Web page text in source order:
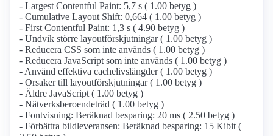
- Largest Contentful Paint: 5,7 s ( 1.00 betyg )
- Cumulative Layout Shift: 0,664 ( 1.00 betyg )
- First Contentful Paint: 1,3 s ( 4.90 betyg )
- Undvik större layoutförskjutningar ( 1.00 betyg )
- Reducera CSS som inte används ( 1.00 betyg )
- Reducera JavaScript som inte används ( 1.00 betyg )
- Använd effektiva cachelivslängder ( 1.00 betyg )
- Orsaker till layoutförskjutningar ( 1.00 betyg )
- Äldre JavaScript ( 1.00 betyg )
- Nätverksberoendeträd ( 1.00 betyg )
- Fontvisning: Beräknad besparing: 20 ms ( 2.50 betyg )
- Förbättra bildleveransen: Beräknad besparing: 15 Kibit (